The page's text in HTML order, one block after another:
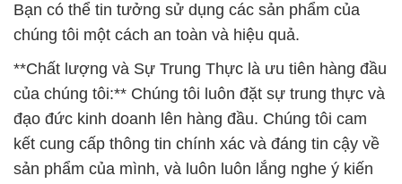
Bạn có thể tin tưởng sử dụng các sản phẩm của
chúng tôi một cách an toàn và hiệu quả.
**Chất lượng và Sự Trung Thực là ưu tiên hàng đầu
của chúng tôi:** Chúng tôi luôn đặt sự trung thực và
đạo đức kinh doanh lên hàng đầu. Chúng tôi cam
kết cung cấp thông tin chính xác và đáng tin cậy về
sản phẩm của mình, và luôn luôn lắng nghe ý kiến